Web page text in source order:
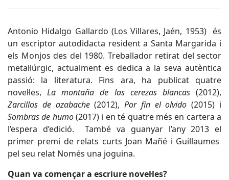
Antonio Hidalgo Gallardo (Los Villares, Jaén, 1953) és
un escriptor autodidacta resident a Santa Margarida i
els Monjos des del 1980. Treballador retirat del sector
metal·lúrgic, actualment es dedica a la seva autèntica
passió: la literatura. Fins ara, ha publicat quatre
novel·les,La montaña de las cerezas blancas(2012),
Zarcillos de azabache(2012),Por fin el olvido (2015) i
Sombras de humo(2017) i en té quatre més en cartera a
l’espera d’edició. També va guanyar l’any 2013 el
primer premi de relats curts Joan Mañé i Guillaumes
pel seu relat Només una joguina.
Quan va començar a escriure novel·les?